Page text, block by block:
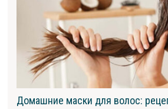
Домашние маски для волос: